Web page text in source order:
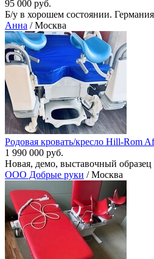
95 000 руб.
Б/у в хорошем состоянии.
Анна / Москва
Родовая кровать/кресло Hill-Rom
1 990 000 руб.
Новая, демо, выставочный образец
ООО Добрые руки / Москва